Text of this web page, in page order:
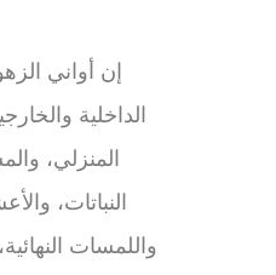
إن أواني
الداخلية
المنزلي،
النباتات،
واللمسات